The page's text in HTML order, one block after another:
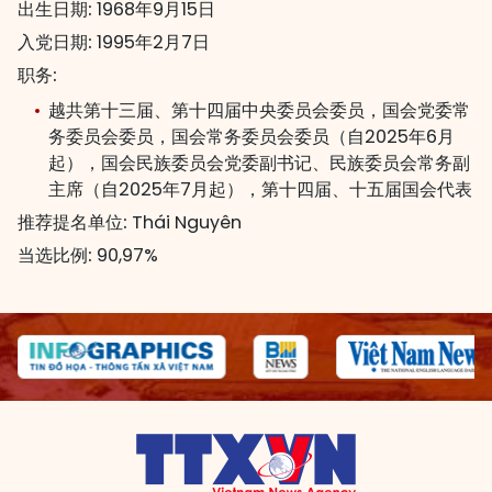
出生日期: 1968年9月15日
入党日期: 1995年2月7日
职务:
越共第十三届、第十四届中央委员会委员，国会党委常
务委员会委员，国会常务委员会委员（自2025年6月
起），国会民族委员会党委副书记、民族委员会常务副
主席（自2025年7月起），第十四届、十五届国会代表
推荐提名单位: Thái Nguyên
当选比例: 90,97%